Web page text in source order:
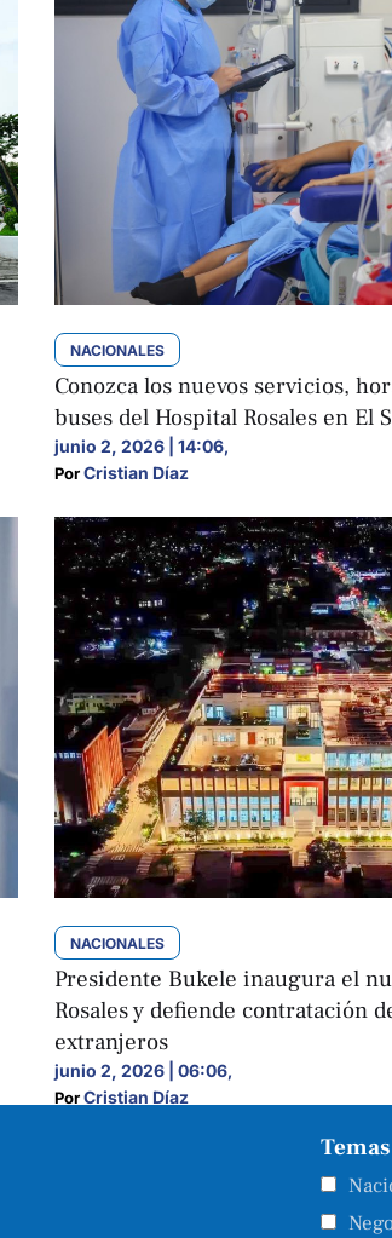
NACIONALES
Conozca los nuevos servicios,
buses del Hospital Rosales en El
junio 2, 2026 | 14:06,
Por Cristian Díaz
NACIONALES
Presidente Bukele inaugura el
Rosales y defiende contratación
extranjeros
junio 2, 2026 | 06:06,
Por Cristian Díaz